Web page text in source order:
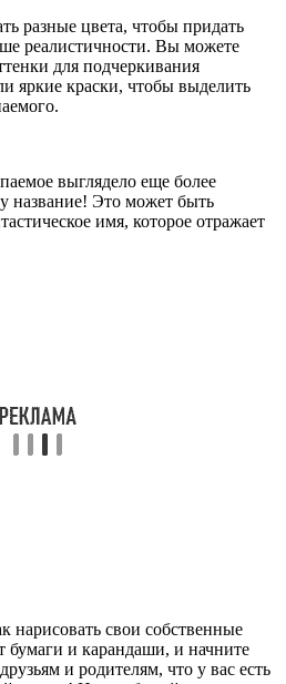
разные цвета, чтобы придать
реалистичности. Вы можете
для подчеркивания
яркие краски, чтобы выделить
выглядело еще более
название! Это может быть
имя, которое отражает
нарисовать свои собственные
бумаги и карандаши, и начните
и родителям, что у вас есть